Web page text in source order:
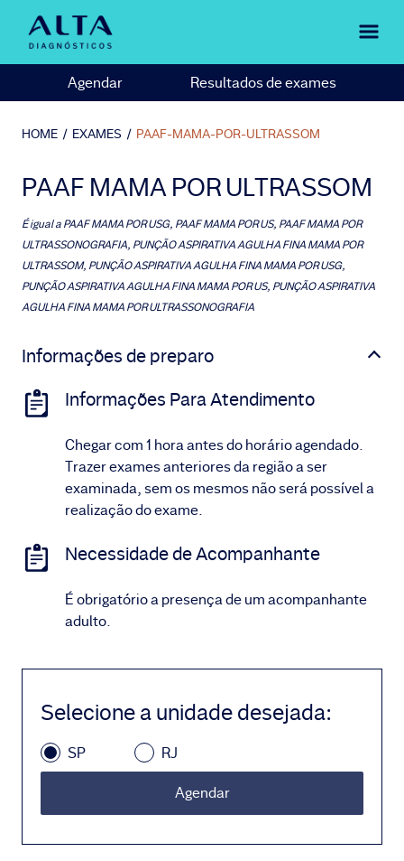
Agendar Resultados de exames
HOME / EXAMES / PAAF-MAMA-POR-ULTRASSOM
PAAF MAMA POR ULTRASSOM
É igual aPAAF MAMA POR USG, PAAF MAMA POR US, PAAF MAMA POR
ULTRASSONOGRAFIA, PUNÇÃO ASPIRATIVA AGULHA FINA MAMA POR
ULTRASSOM, PUNÇÃO ASPIRATIVA AGULHA FINA MAMA POR USG,
PUNÇÃO ASPIRATIVA AGULHA FINA MAMA POR US, PUNÇÃO ASPIRATIVA
AGULHA FINA MAMA POR ULTRASSONOGRAFIA
Informações de preparo
Informações Para Atendimento
Chegar com 1 hora antes do horário agendado.
Trazer exames anteriores da região a ser
examinada, sem os mesmos não será possível a
realização do exame.
Necessidade de Acompanhante
É obrigatório a presença de um acompanhante
adulto.
Selecione a unidade desejada:
SP RJ
Agendar